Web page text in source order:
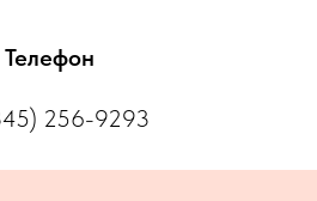
Телефон
256-9293